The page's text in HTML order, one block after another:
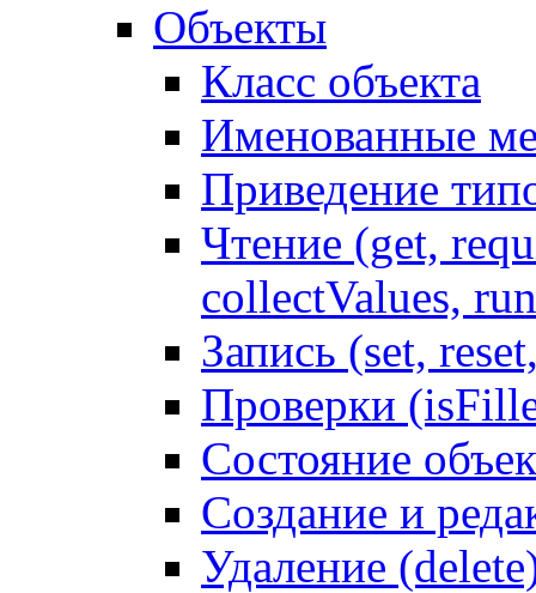
Объекты
Класс объекта
Именованные
Приведение
Чтение (get,
collectValues,
Запись (set,
Проверки
Состояние
Создание и
Удаление